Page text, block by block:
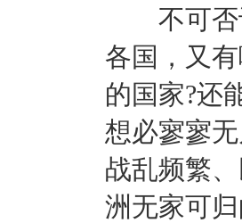
不可否认
各国，又
的国家?还
想必寥寥
战乱频繁
洲无家可